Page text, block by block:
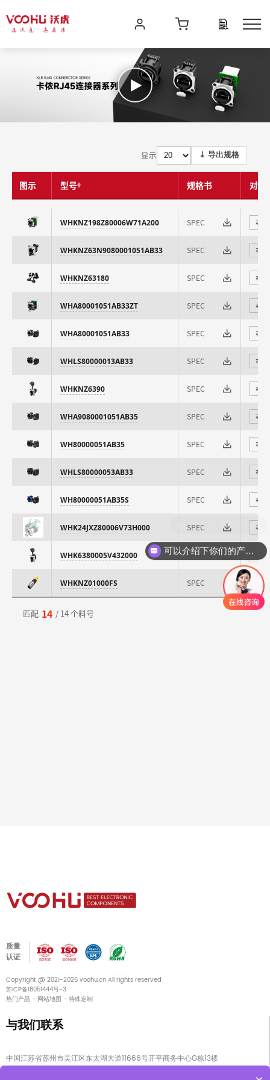
显示 ⤓ 导出规格
图示 型号 规格书 对比
WHKNZ198Z80006W71A200 SPEC ⇄
WHKNZ63N9080001051AB33 SPEC ⇄
WHKNZ63180 SPEC ⇄
WHA80001051AB33ZT SPEC ⇄
WHA80001051AB33 SPEC ⇄
WHLS80000013AB33 SPEC ⇄
WHKNZ6390 SPEC ⇄
WHA9080001051AB35 SPEC ⇄
WH80000051AB35 SPEC ⇄
WHLS80000053AB33 SPEC ⇄
WH80000051AB35S SPEC ⇄
WHK24JXZ80006V73H000 SPEC ⇄
WHK6380005V432000 SPEC
WHKNZ01000FS SPEC
匹配 14 / 14 个料号
质量
认证
Copyright @ 2021-2026 voohu.cn All rights reserved
苏ICP备18051444号-3
热门产品 - 网站地图 - 特殊定制
与我们联系
中国江苏省苏州市吴江区东太湖大道11666号开平商务中心G栋13楼
可以介绍下你们的产品么
现在有优惠活动吗